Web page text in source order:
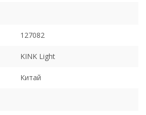
127082
KINK Light
Китай